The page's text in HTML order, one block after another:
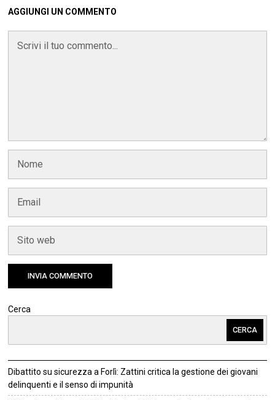
AGGIUNGI UN COMMENTO
Cerca
CERCA
Dibattito su sicurezza a Forlì: Zattini critica la gestione dei giovani
delinquenti e il senso di impunità